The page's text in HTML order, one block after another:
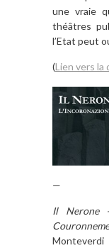
une vraie
théâtres
l’Etat peut
(Lien vers la
—
Il Nerone
Monteverdi